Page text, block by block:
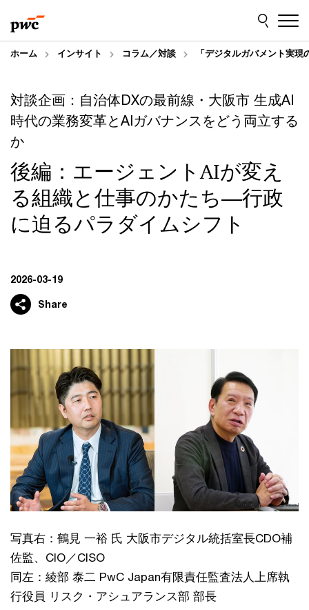
to
content
to
footer
ホーム インサイト コラム／対談 「デジタルガバメント実
対談企画：自治体DXの最前線・大阪市 生成AI
時代の業務変革とAIガバナンスをどう両立する
か
後編：エージェントAIが変え
る組織と仕事のかたち―行政
に迫るパラダイムシフト
2026-03-19
Share
写真右：鶴見 一裕 氏 大阪市デジタル統括室長CDO補
佐監、CIO／CISO
同左：綾部 泰二 PwC Japan有限責任監査法人上席執
行役員 リスク・アシュアランス部 部長